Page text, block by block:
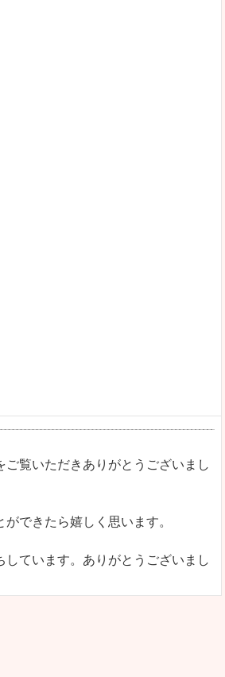
ご覧いただきありがとうございまし
できたら嬉しく思います。
しています。ありがとうございまし